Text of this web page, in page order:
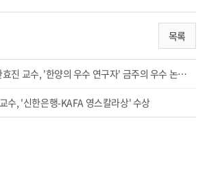
목록
정대영·한효진 교수, '한양의 우수 연구자' 금주의 우수 논문 선정
수, '신한은행-KAFA 영스칼라상' 수상